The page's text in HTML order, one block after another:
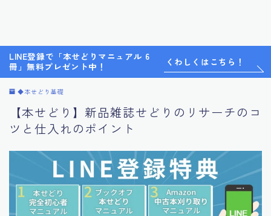
LINE登録で「本せどりマニュアル 6
冊」無料プレゼント中！
くわしくはこちら！
◆本せどり基礎
【本せどり】新品雑誌せどりのリサーチのコ
ツと仕入れのポイント